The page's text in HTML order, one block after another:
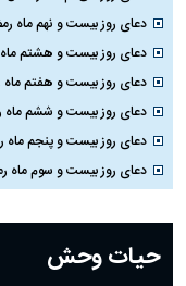
دعای روز بیست و نهم ماه رمضان؛ ۲۸
دعای روز بیست و هشتم ماه رمضان؛
دعای روز بیست و هفتم ماه رمضان؛ ۲۶
دعای روز بیست و ششم ماه رمضان؛ ۲۵
دعای روز بیست و پنجم ماه رمضان؛ ۲۴
دعای روز بیست و سوم ماه رمضان؛ ۲۲
دعای روز بیستم ماه رمضان؛ ۱۹ اسفند ۱۴۰۴
دعای روز هشتم ماه مبارک رمضان؛ ۷ اسفند
حیات وحش